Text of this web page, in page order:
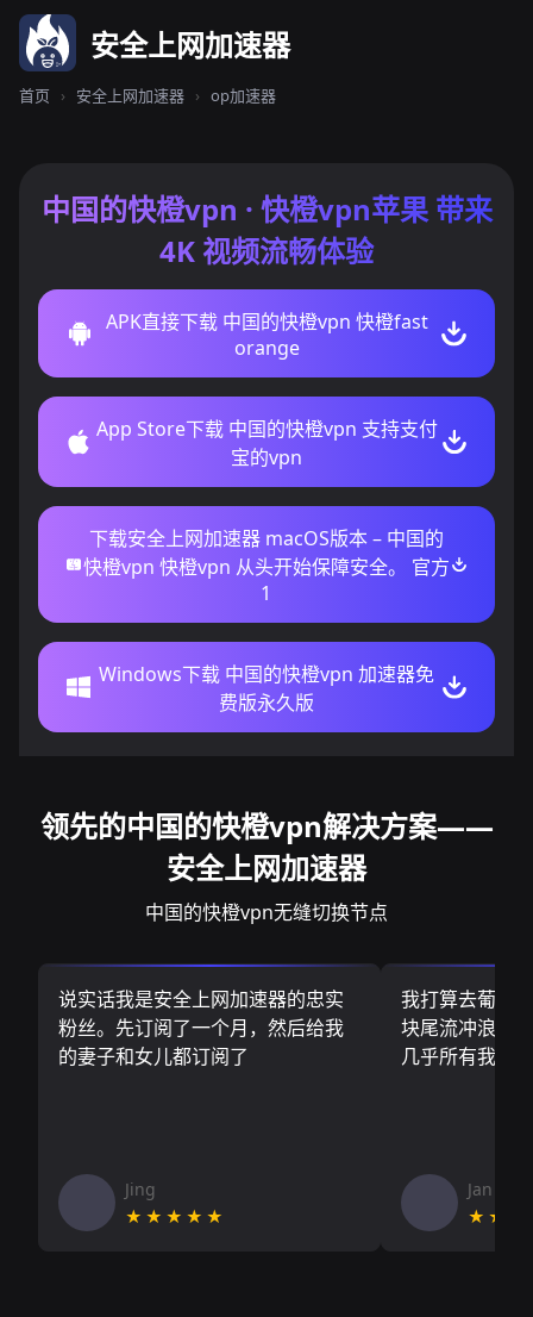
安全上网加速器
首页 › 安全上网加速器 › op加速器
中国的快橙vpn · 快橙vpn苹果 带来
4K 视频流畅体验
APK直接下载 中国的快橙vpn 快橙fast
orange
App Store下载 中国的快橙vpn 支持支付
宝的vpn
下载安全上网加速器 macOS版本 – 中国的
快橙vpn 快橙vpn 从头开始保障安全。 官方
1
Windows下载 中国的快橙vpn 加速器免
费版永久版
领先的中国的快橙vpn解决方案——
安全上网加速器
中国的快橙vpn无缝切换节点
说实话我是安全上网加速器的忠实
粉丝。先订阅了一个月，然后给我
的妻子和女儿都订阅了
Jing
★★★★★
我打算去葡萄
块尾流冲浪板
几乎所有我需
Jan V